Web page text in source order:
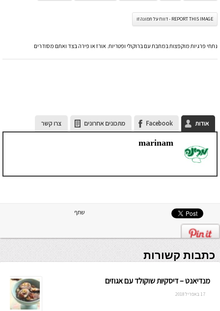
REPORT THIS IMAGE - דווח על תמונה זו
נתחי פרגיות מוקפצות במחבת עם ברוקולי ופטריות. אורז או פירה בצד ואתם מסודרים
אודות Facebook מתכונים אחרונים צרו קשר
marinam
שתף
כתבות קשורות
מנדיאנט – דיסקיות שוקולד עם אגוזים
17 באפריל 2018